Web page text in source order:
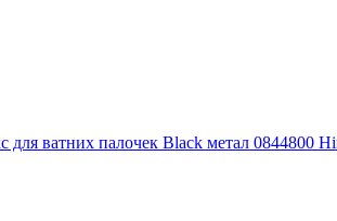
ватних палочек Black метал 0844800